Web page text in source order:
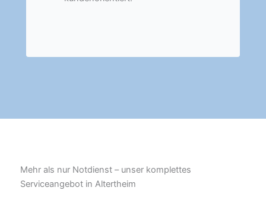
Mehr als nur Notdienst – unser komplettes
Serviceangebot in Altertheim